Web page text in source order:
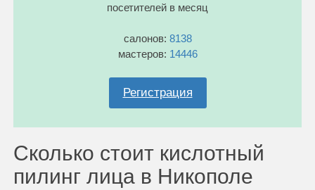
посетителей в месяц
салонов: 8138
мастеров: 14446
Регистрация
Сколько стоит кислотный
пилинг лица в Никополе